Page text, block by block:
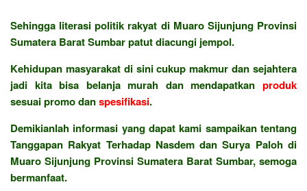
Sehingga literasi politik rakyat di Muaro Sijunjung Provinsi
Sumatera Barat Sumbar patut diacungi jempol.
Kehidupan masyarakat di sini cukup makmur dan sejahtera
jadi kita bisa belanja murah dan mendapatkan produk
sesuai promo danspesifikasi.
Demikianlah informasi yang dapat kami sampaikan tentang
Tanggapan Rakyat Terhadap Nasdem dan Surya Paloh di
Muaro Sijunjung Provinsi Sumatera Barat Sumbar, semoga
bermanfaat.